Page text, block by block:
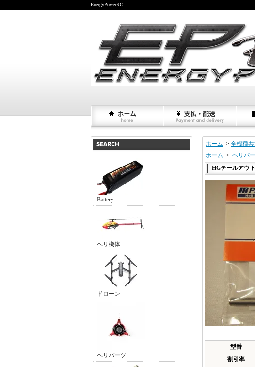
EnergyPowerRC
Battery
ヘリ機体
ドローン
ヘリパーツ
ホーム > 全機種共
ホーム > ヘリパ
HGテールアウ
型番
割引率